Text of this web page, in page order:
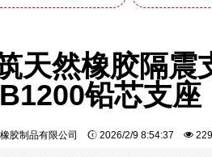
天然橡胶隔震
铅芯支座
胶制品有限公司 2026/2/9 8:54:37 229